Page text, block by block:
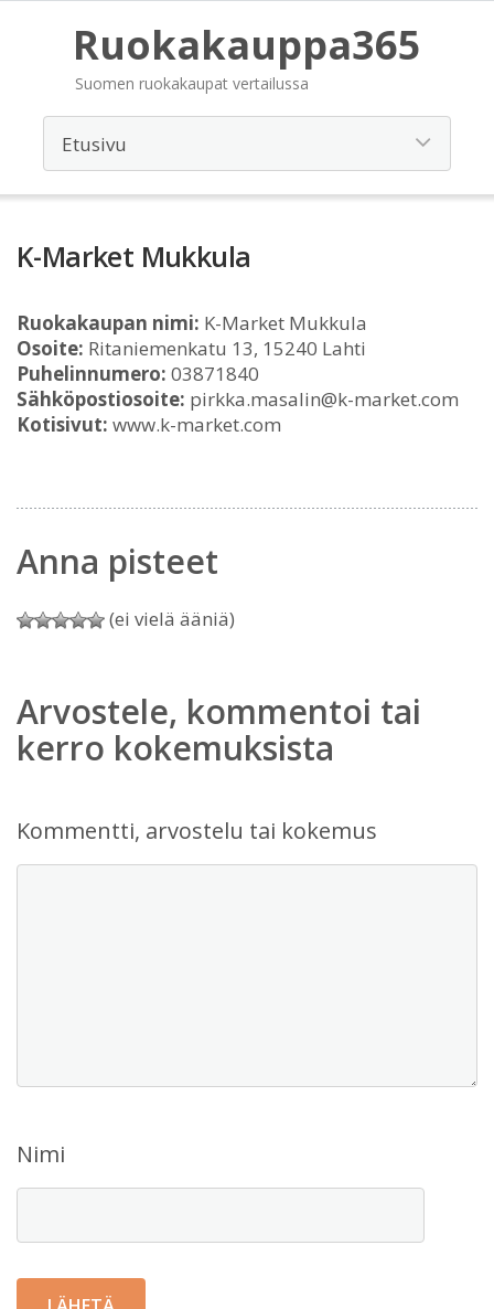
Ruokakauppa365
Suomen ruokakaupat vertailussa
K-Market Mukkula
Ruokakaupan nimi: K-Market Mukkula
Osoite: Ritaniemenkatu 13, 15240 Lahti
Puhelinnumero: 03871840
Sähköpostiosoite: pirkka.masalin@k-market.com
Kotisivut: www.k-market.com
Anna pisteet
(ei vielä ääniä)
Arvostele, kommentoi tai
kerro kokemuksista
Kommentti, arvostelu tai kokemus
Nimi